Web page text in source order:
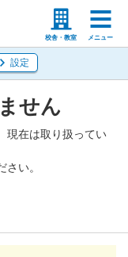
校舎・教室 メニュー
校の先生
設定
せん
現在は取り扱ってい
い。